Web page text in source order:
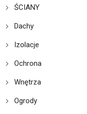
ŚCIANY
Dachy
Izolacje
Ochrona
Wnętrza
Ogrody